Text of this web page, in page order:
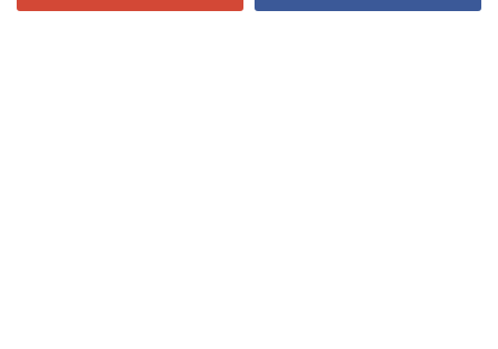
Login with Google Login with Facebook